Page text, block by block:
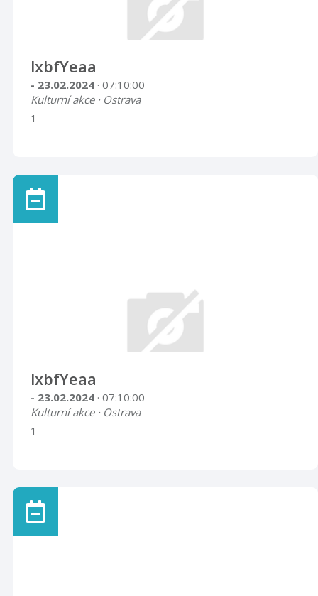
lxbfYeaa
- 23.02.2024 · 07:10:00
Kulturní akce · Ostrava
1
lxbfYeaa
- 23.02.2024 · 07:10:00
Kulturní akce · Ostrava
1